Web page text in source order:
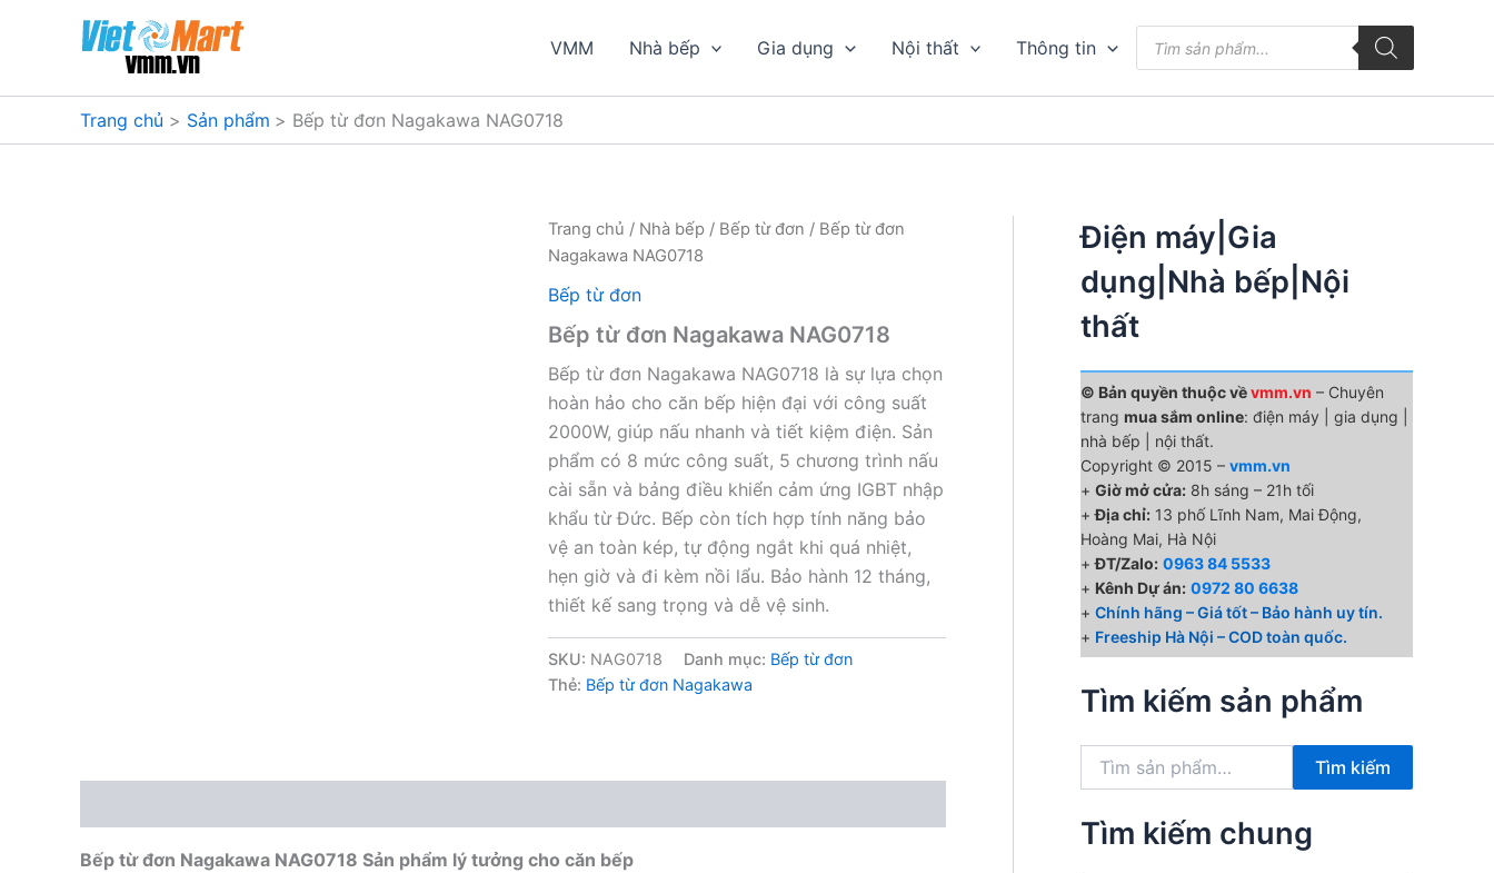
dung
VMM Nhà bếp Gia dụng Nội thất Thông tin
kiếm
phẩm
Trang chủ Sản phẩm Bếp từ đơn Nagakawa NAG0718
Trang chủ / Nhà bếp / Bếp từ đơn / Bếp từ đơn
Nagakawa NAG0718
Bếp từ đơn
Bếp từ đơn Nagakawa NAG0718
Bếp từ đơn Nagakawa NAG0718 là sự lựa chọn
hoàn hảo cho căn bếp hiện đại với công suất
2000W, giúp nấu nhanh và tiết kiệm điện. Sản
phẩm có 8 mức công suất, 5 chương trình nấu
cài sẵn và bảng điều khiển cảm ứng IGBT nhập
khẩu từ Đức. Bếp còn tích hợp tính năng bảo
vệ an toàn kép, tự động ngắt khi quá nhiệt,
hẹn giờ và đi kèm nồi lẩu. Bảo hành 12 tháng,
thiết kế sang trọng và dễ vệ sinh.
SKU: NAG0718 Danh mục: Bếp từ đơn
Thẻ: Bếp từ đơn Nagakawa
Bếp từ đơn Nagakawa NAG0718 Sản phẩm lý tưởng cho căn bếp
Điện máy|Gia
dụng|Nhà bếp|Nội
thất
© Bản quyền thuộc vềvmm.vn – Chuyên
trang mua sắm online: điện máy | gia dụng |
nhà bếp | nội thất.
Copyright © 2015 – vmm.vn
+ Giờ mở cửa: 8h sáng – 21h tối
+Địa chỉ: 13 phố Lĩnh Nam, Mai Động,
Hoàng Mai, Hà Nội
+ĐT/Zalo: 0963 84 5533
+ Kênh Dự án: 0972 80 6638
+ Chính hãng – Giá tốt – Bảo hành uy tín.
+ Freeship Hà Nội – COD toàn quốc.
Tìm kiếm sản phẩm
k
Tìm kiếm
Tìm kiếm chung